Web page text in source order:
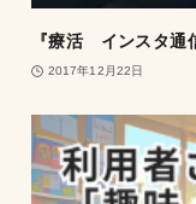
『療活 インスタ通
2017年12月22日